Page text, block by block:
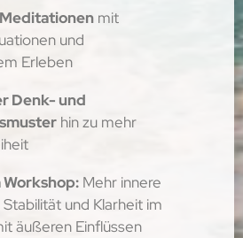
mit
und
Erleben
Denk- und
hin zu mehr
Workshop: Mehr innere
und Klarheit im
äußeren Einflüssen